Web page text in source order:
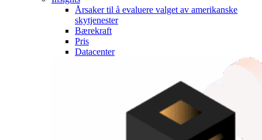
Årsaker til å evaluere valget av amerikanske
skytjenester
Bærekraft
Pris
Datacenter